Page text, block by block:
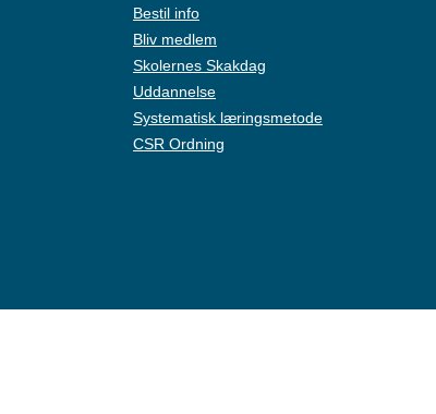
Bestil info
Bliv medlem
Skolernes Skakdag
Uddannelse
Systematisk læringsmetode
CSR Ordning